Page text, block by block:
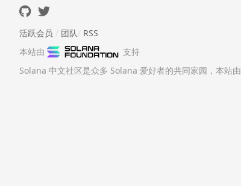
活跃会员 / 团队/ RSS
本站由
支持
Solana 中文社区是众多 Solana 爱好者的共同家园，本站由